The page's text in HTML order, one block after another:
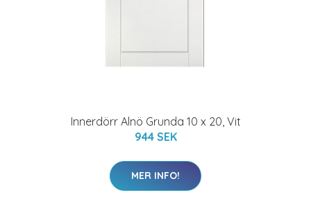
Innerdörr Alnö Grunda 10 x 20, Vit
944 SEK
MER INFO!